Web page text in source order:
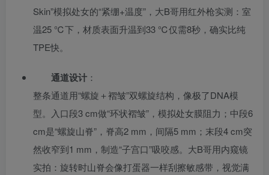
Skin”模拟处女的“紧绷+温度”，大B哥用红外枪实测：室
温25 ℃下，材质表面升温到33 ℃仅需8秒，确实比纯
TPE快。
通道设计 ：
整条通道用“螺旋＋褶皱”双螺旋结构，像极了DNA模
型。入口段3 cm做“环状褶皱”，模拟处女膜阻力；中段6
cm是“螺旋山脊”，脊高2 mm，间隔5 mm；末段4 cm突
然收窄到1 mm，制造“子宫口”吸咬感。大B哥用内窥镜
实拍：旋转时山脊会像打蛋器一样刮擦敏感带，视觉满